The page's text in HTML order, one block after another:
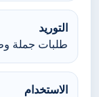
التوريد
طلبات جملة
الاستخدام